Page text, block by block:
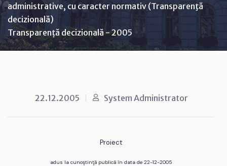
administrative, cu caracter normativ (Transparenţă
decizională)
Transparență decizională - 2005
22.12.2005 System Administrator
Proiect
adus la cunoştinţă publică în data de 22-12-2005